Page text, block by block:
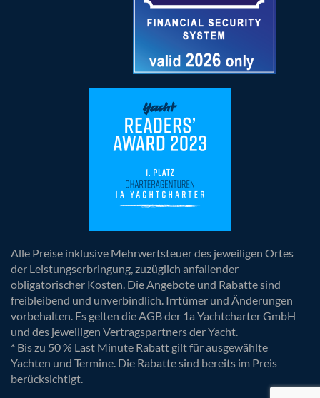
Alle Preise inklusive Mehrwertsteuer des jeweiligen Ortes
der Leistungserbringung, zuzüglich anfallender
obligatorischer Kosten. Die Angebote und Rabatte sind
freibleibend und unverbindlich. Irrtümer und Änderungen
vorbehalten. Es gelten die AGB der 1a Yachtcharter GmbH
und des jeweiligen Vertragspartners der Yacht.
* Bis zu 50 % Last Minute Rabatt gilt für ausgewählte
Yachten und Termine. Die Rabatte sind bereits im Preis
berücksichtigt.